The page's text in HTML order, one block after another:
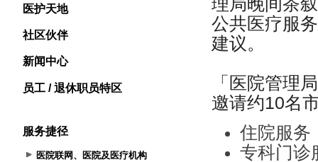
医护天地
社区伙伴
新闻中心
员工 / 退休职员特区
服务捷径
医院联网、医院及医疗机构